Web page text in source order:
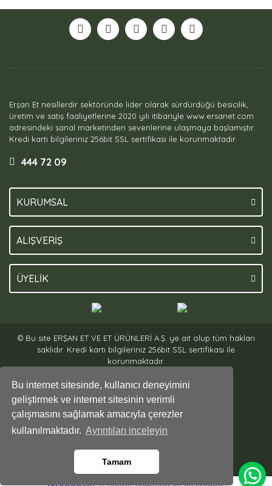
Bu internet sitesinde, kullanıcı deneyimini
geliştirmek ve internet sitesinin verimli
çalışmasını sağlamak amacıyla çerezler
kullanılmaktadır. Ayrıntıları inceleyin
Tamam
Erşan Et nesillerdir sektöründe lider olarak sürdürdüğü besicilik,
üretim ve satış faaliyetlerine 2020 yılı itibariyle www.ersanet.com
adresindeki sanal marketinden sevenlerine ulaşmaya başlamıştır.
Kredi kartı bilgileriniz 256bit SSL sertifikası ile korunmaktadır.
444 72 09
KURUMSAL
ALIŞVERİŞ
ÜYELİK
© Bu site ERŞAN ET VE ET ÜRÜNLERİ A.Ş. ye ait olup tüm hakları
saklıdır. Kredi kartı bilgileriniz 256bit SSL sertifikası ile
korunmaktadır.